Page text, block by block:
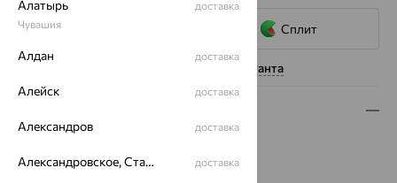
Сплит
Нужна помощь консультанта
Металл:Золото
Алатырь
Чувашия
доставка
Алдан доставка
Алейск доставка
Александров доставка
Александровское, Ставропольский край доставка